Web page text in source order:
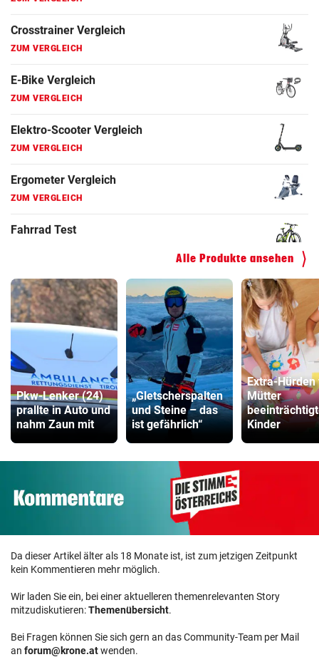
Fahrrad Test
ZUM VERGLEICH
Fahrradanhänger Vergleich
ZUM VERGLEICH
Faszienrolle Vergleich
ZUM VERGLEICH
Hoverboard Vergleich
ZUM VERGLEICH
Kinderfahrrad Vergleich
Alle Produkte ansehen
Pkw-Lenker (24)
prallte in Auto und
nahm Zaun mit
„Gletscherspalten
und Steine – das
ist gefährlich“
Extra-Hürden
Mütter
Kinder
Da dieser Artikel älter als 18 Monate ist, ist zum jetzigen Zeitpunkt
kein Kommentieren mehr möglich.
Wir laden Sie ein, bei einer aktuelleren themenrelevanten Story
mitzudiskutieren:Themenübersicht.
Bei Fragen können Sie sich gern an das Community-Team per Mail
an forum@krone.atwenden.